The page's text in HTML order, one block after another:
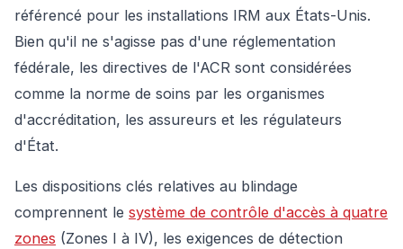
référencé pour les installations IRM aux États-Unis.
Bien qu'il ne s'agisse pas d'une réglementation
fédérale, les directives de l'ACR sont considérées
comme la norme de soins par les organismes
d'accréditation, les assureurs et les régulateurs
d'État.
Les dispositions clés relatives au blindage
comprennent le système de contrôle d'accès à quatre
zones (Zones I à IV), les exigences de détection